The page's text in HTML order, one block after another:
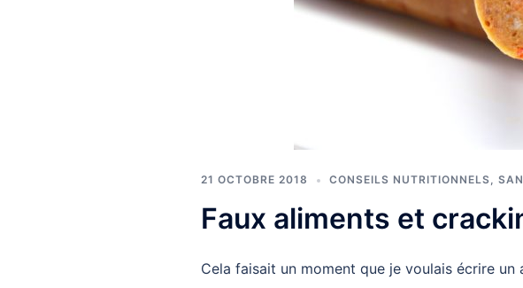
21 OCTOBRE 2018 CONSEILS NUTRITIONNELS,
Faux aliments et
Cela faisait un moment que je voulais écrire